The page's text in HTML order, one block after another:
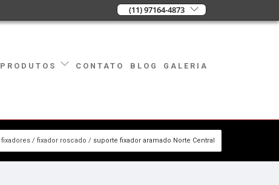
(11) 97164-4873
PRODUTOS CONTATO BLOG GALERIA
fixadores fixador roscado suporte fixador aramado Norte Central